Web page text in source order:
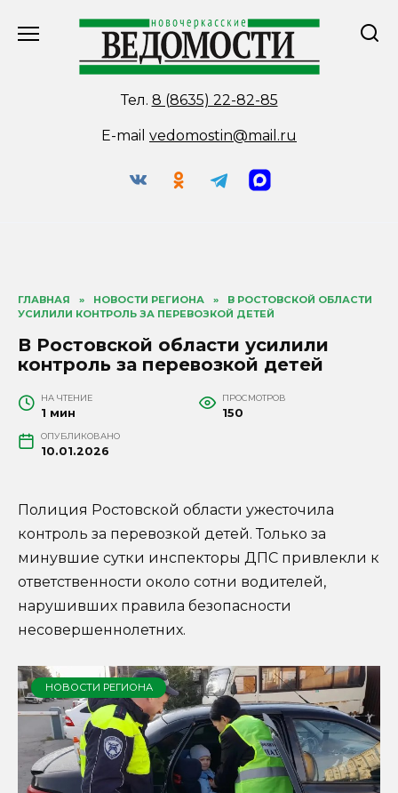
Тел. 8 (8635) 22-82-85
E-mail vedomostin@mail.ru
ГЛАВНАЯ » НОВОСТИ РЕГИОНА »
В РОСТОВСКОЙ ОБЛАСТИ
УСИЛИЛИ КОНТРОЛЬ ЗА ПЕРЕВОЗКОЙ ДЕТЕЙ
В Ростовской области усилили
контроль за перевозкой детей
НА ЧТЕНИЕ
1 мин
ПРОСМОТРОВ
150
ОПУБЛИКОВАНО
10.01.2026
Полиция Ростовской области ужесточила
контроль за перевозкой детей. Только за
минувшие сутки инспекторы ДПС привлекли к
ответственности около сотни водителей,
нарушивших правила безопасности
несовершеннолетних.
НОВОСТИ РЕГИОНА